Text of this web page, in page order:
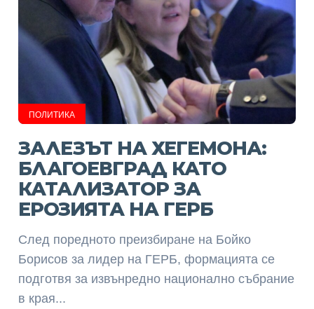
ПОЛИТИКА
ЗАЛЕЗЪТ НА ХЕГЕМОНА:
БЛАГОЕВГРАД КАТО
КАТАЛИЗАТОР ЗА
ЕРОЗИЯТА НА ГЕРБ
След поредното преизбиране на Бойко
Борисов за лидер на ГЕРБ, формацията се
подготвя за извънредно национално събрание
в края...